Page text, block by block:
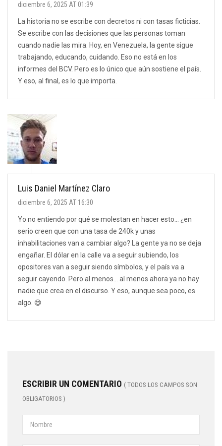
diciembre 6, 2025 AT 01:39
La historia no se escribe con decretos ni con tasas ficticias.
Se escribe con las decisiones que las personas toman
cuando nadie las mira. Hoy, en Venezuela, la gente sigue
trabajando, educando, cuidando. Eso no está en los
informes del BCV. Pero es lo único que aún sostiene el país.
Y eso, al final, es lo que importa.
Luis Daniel Martínez Claro
diciembre 6, 2025 AT 16:30
Yo no entiendo por qué se molestan en hacer esto… ¿en
serio creen que con una tasa de 240k y unas
inhabilitaciones van a cambiar algo? La gente ya no se deja
engañar. El dólar en la calle va a seguir subiendo, los
opositores van a seguir siendo símbolos, y el país va a
seguir cayendo. Pero al menos… al menos ahora ya no hay
nadie que crea en el discurso. Y eso, aunque sea poco, es
algo. 😅
ESCRIBIR UN COMENTARIO ( TODOS LOS CAMPOS SON
OBLIGATORIOS )